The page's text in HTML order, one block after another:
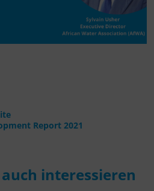
Report 2021
interessieren